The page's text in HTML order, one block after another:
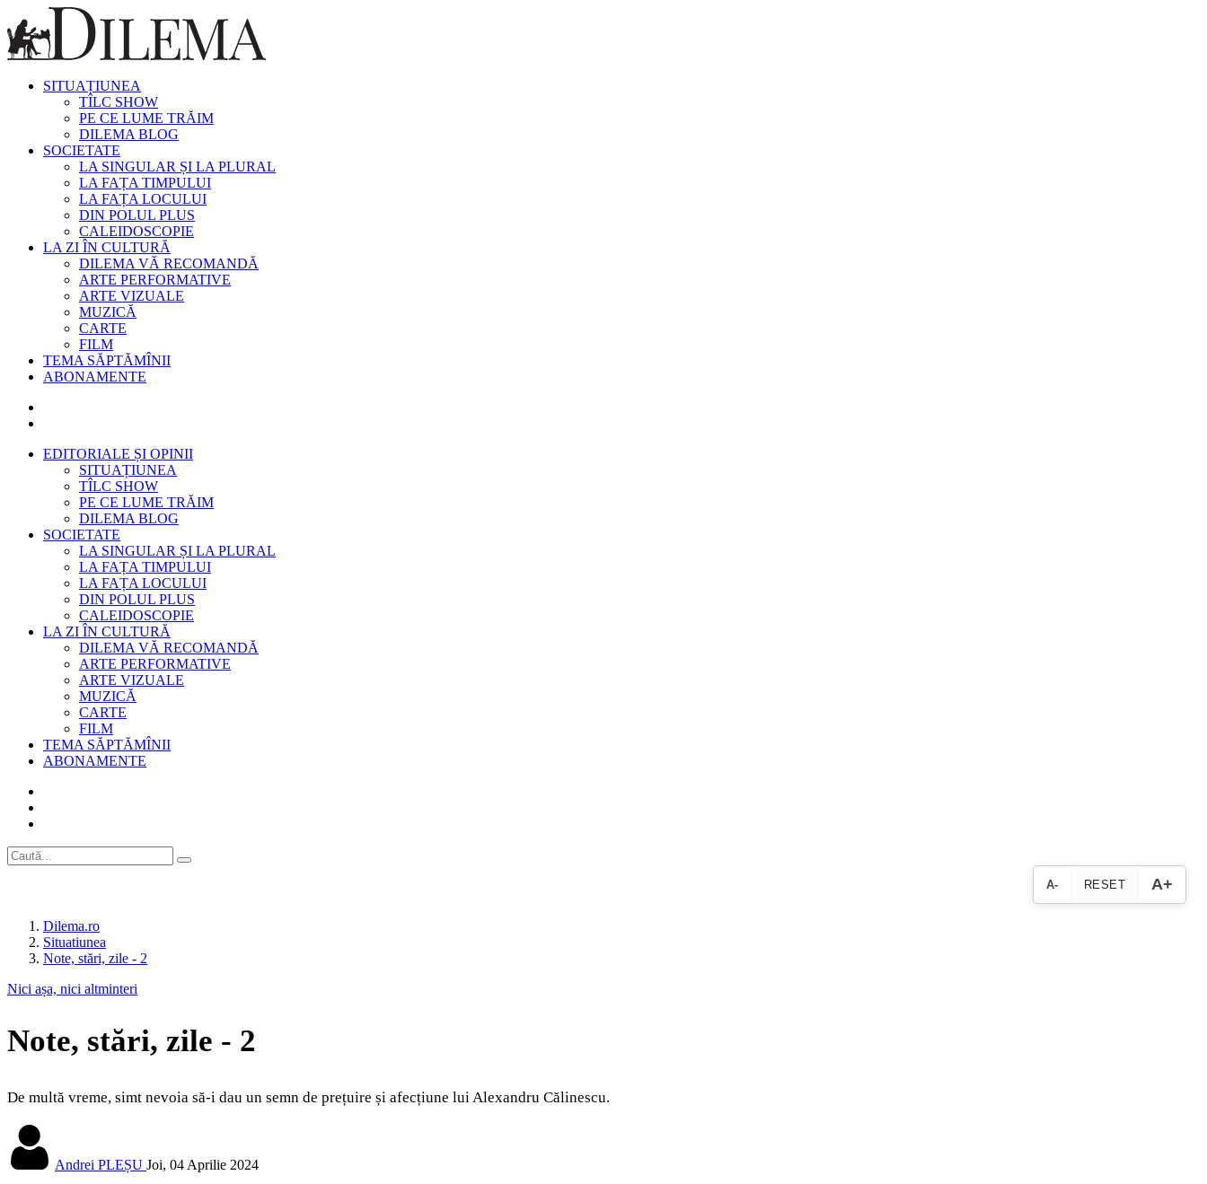
SITUAȚIUNEA
TÎLC SHOW
PE CE LUME TRĂIM
DILEMA BLOG
SOCIETATE
LA SINGULAR ȘI LA PLURAL
LA FAȚA TIMPULUI
LA FAȚA LOCULUI
DIN POLUL PLUS
CALEIDOSCOPIE
LA ZI ÎN CULTURĂ
DILEMA VĂ RECOMANDĂ
ARTE PERFORMATIVE
ARTE VIZUALE
MUZICĂ
CARTE
FILM
TEMA SĂPTĂMÎNII
ABONAMENTE
EDITORIALE ȘI OPINII
SITUAȚIUNEA
TÎLC SHOW
PE CE LUME TRĂIM
DILEMA BLOG
SOCIETATE
LA SINGULAR ȘI LA PLURAL
LA FAȚA TIMPULUI
LA FAȚA LOCULUI
DIN POLUL PLUS
CALEIDOSCOPIE
LA ZI ÎN CULTURĂ
DILEMA VĂ RECOMANDĂ
ARTE PERFORMATIVE
ARTE VIZUALE
MUZICĂ
CARTE
FILM
TEMA SĂPTĂMÎNII
ABONAMENTE
A- RESET A+
Dilema.ro
Situatiunea
Note, stări, zile - 2
Nici așa, nici altminteri
Note, stări, zile - 2
De multă vreme, simt nevoia să-i dau un semn de prețuire și afecțiune lui Alexandru Călinescu.
Andrei PLEȘU Joi, 04 Aprilie 2024